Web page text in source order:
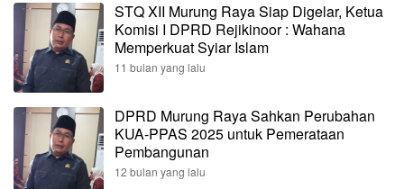
STQ XII Murung Raya Siap Digelar, Ketua
Komisi I DPRD Rejikinoor : Wahana
Memperkuat Syiar Islam
11 bulan yang lalu
DPRD Murung Raya Sahkan Perubahan
KUA-PPAS 2025 untuk Pemerataan
Pembangunan
12 bulan yang lalu